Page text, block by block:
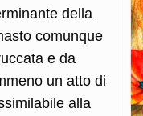
della
comunque
e da
un atto di
alla